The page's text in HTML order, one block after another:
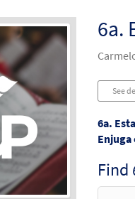
6a.
See
6a.
Enjuga
Find